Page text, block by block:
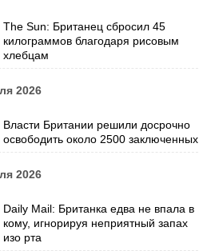
The Sun: Британец сбросил 45
килограммов благодаря рисовым
хлебцам
2026
Власти Британии решили досрочно
освободить около 2500 заключенных
2026
Daily Mail: Британка едва не впала в
кому, игнорируя неприятный запах
изо рта